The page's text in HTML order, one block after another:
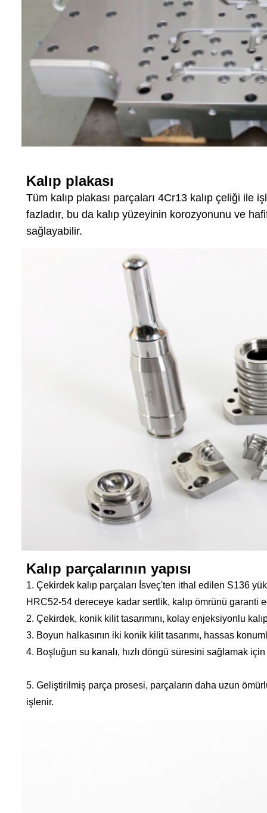
Kalıp plakası
Tüm kalıp plakası parçaları 4Cr13 kalıp çeliği ile
fazladır, bu da kalıp yüzeyinin korozyonunu ve
sağlayabilir.
Kalıp parçalarının yapısı
1. Çekirdek kalıp parçaları İsveç'ten ithal edilen S136
HRC52-54 dereceye kadar sertlik, kalıp ömrünü garanti
2. Çekirdek, konik kilit tasarımını, kolay enjeksiyonlu
3. Boyun halkasının iki konik kilit tasarımı, hassas
4. Boşluğun su kanalı, hızlı döngü süresini sağlamak için
5. Geliştirilmiş parça prosesi, parçaların daha uzun
işlenir.